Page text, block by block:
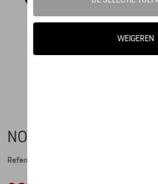
NOTITIEBOEK MET PEN
Referentie: WAP0920050D